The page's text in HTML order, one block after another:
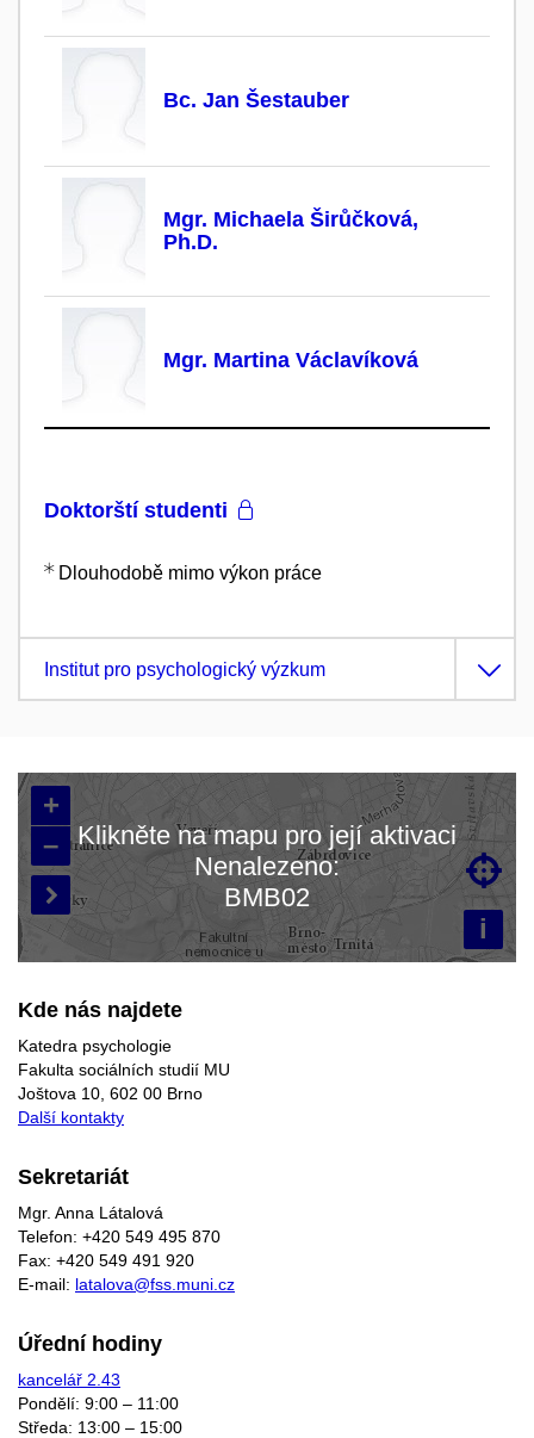
Bc. Jan Šestauber
Mgr. Michaela Širůčková,
Ph.D.
Mgr. Martina Václavíková
Doktorští studenti
Dlouhodobě mimo výkon práce
Institut pro psychologický výzkum
Načítám mapu…
+
–
i


Klikněte na mapu pro její aktivaci
Nenalezeno:
BMB02
Kde nás najdete
Katedra psychologie
Fakulta sociálních studií MU
Joštova 10, 602 00 Brno
Další kontakty
Sekretariát
Mgr. Anna Látalová
Telefon: +420 549 495 870
Fax: +420 549 491 920
E-mail: latalova@fss.muni.cz
Úřední hodiny
kancelář 2.43
Pondělí: 9:00 – 11:00
Středa: 13:00 – 15:00